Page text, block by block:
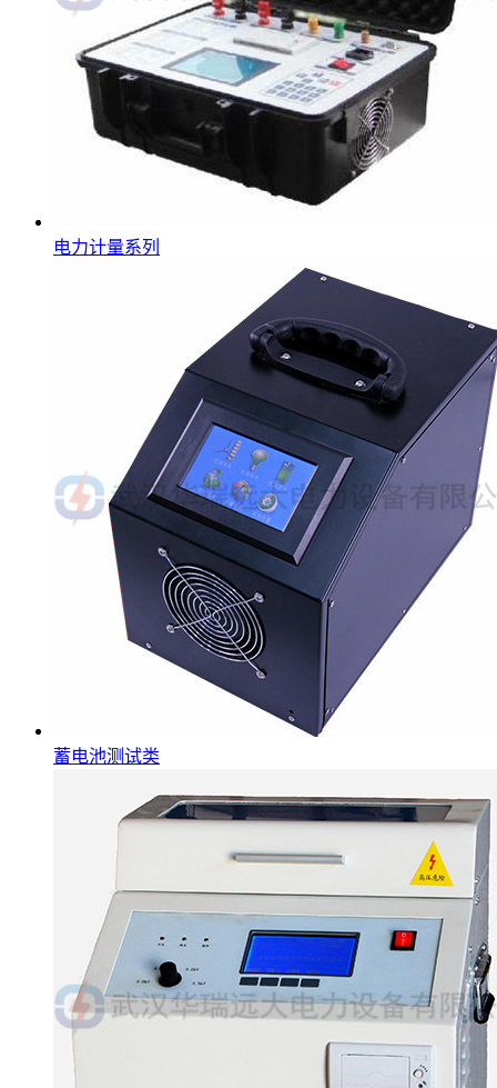
电力计量系列
蓄电池测试类